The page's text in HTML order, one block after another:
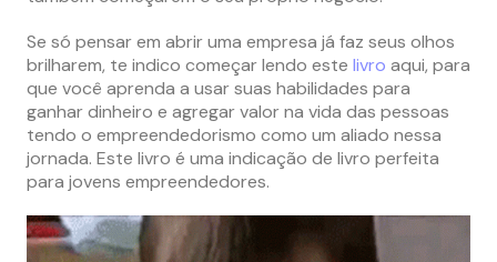
Se só pensar em abrir uma empresa já faz seus olhos
brilharem, te indico começar lendo este livro aqui, para
que você aprenda a usar suas habilidades para
ganhar dinheiro e agregar valor na vida das pessoas
tendo o empreendedorismo como um aliado nessa
jornada. Este livro é uma indicação de livro perfeita
para jovens empreendedores.